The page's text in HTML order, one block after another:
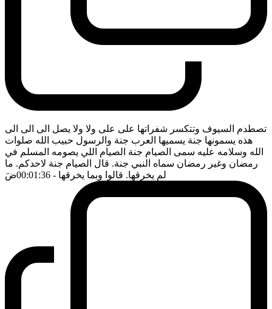
تصطدم السيوف وتتكسر شفراتها على على ولا ولا يصل الى الى الى
هذه يسمونها جنة يسميها العرب جنة والرسول حبيب الله صلوات
الله وسلامه عليه سمى الصيام جنة الصيام اللي يصومه المسلم في
رمضان وغير رمضان سماه النبي جنة. قال الصيام جنة لاحدكم. ما
لم يخرقها. قالوا وبما يخرقها - 00:01:36 ضَ